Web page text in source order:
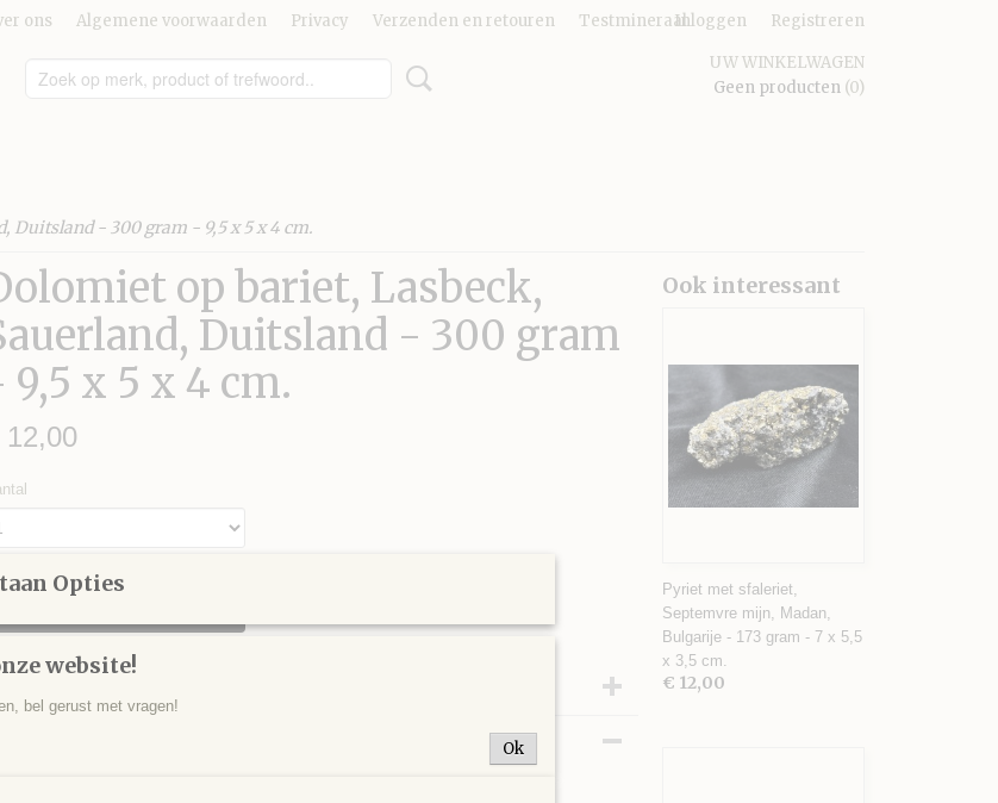
ons Algemene voorwaarden Privacy Verzenden en retouren TestmineraalInloggen Registreren
UW WINKELWAGEN
Geen producten (0)
Duitsland - 300 gram - 9,5 x 5 x 4 cm.
op bariet, Lasbeck,
Duitsland - 300 gram
9,5 x 5 x 4 cm.
12,00
Ook interessant
Pyriet met sfaleriet,
Septemvre mijn, Madan,
Bulgarije - 173 gram - 7 x 5,5
x 3,5 cm.
€ 12,00
Opties
website!
bel gerust met vragen!
Ok